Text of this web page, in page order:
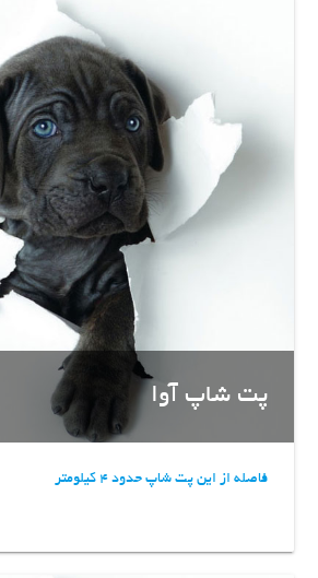
پت شاپ آوا
فاصله از این پت شاپ حدود 4 کیلومتر